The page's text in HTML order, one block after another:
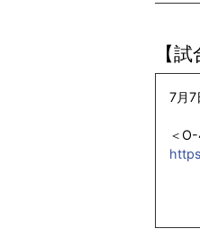
【
7月7
＜